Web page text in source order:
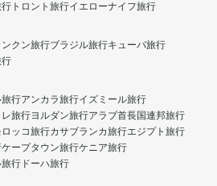
トロント旅行イエローナイフ旅行
ンクン旅行ブラジル旅行キューバ旅行
行
行アンカラ旅行イズミール旅行
旅行ヨルダン旅行アラブ首長国連邦旅行
ロッコ旅行カサブランカ旅行エジプト旅行
ケープタウン旅行ケニア旅行
行 ドーハ旅行